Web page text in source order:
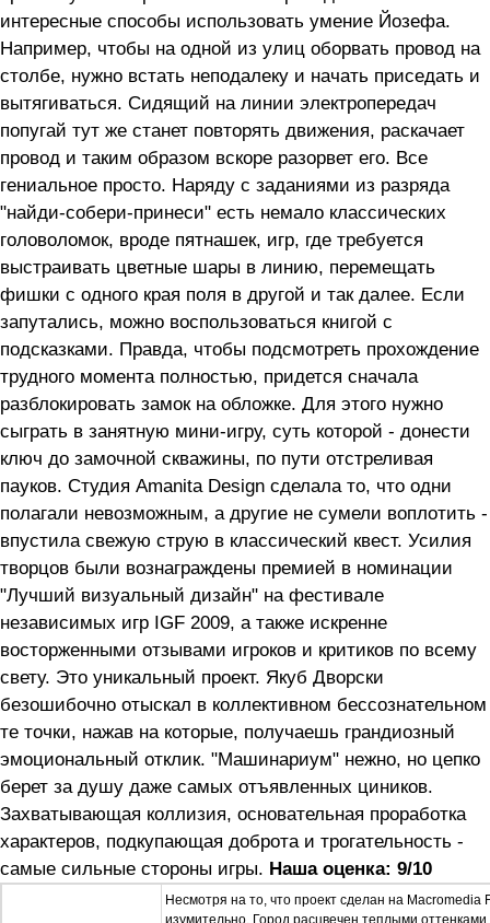
интересные способы использовать умение Йозефа.
Например, чтобы на одной из улиц оборвать провод на
столбе, нужно встать неподалеку и начать приседать и
вытягиваться. Сидящий на линии электропередач
попугай тут же станет повторять движения, раскачает
провод и таким образом вскоре разорвет его. Все
гениальное просто. Наряду с заданиями из разряда
"найди-собери-принеси" есть немало классических
головоломок, вроде пятнашек, игр, где требуется
выстраивать цветные шары в линию, перемещать
фишки с одного края поля в другой и так далее. Если
запутались, можно воспользоваться книгой с
подсказками. Правда, чтобы подсмотреть прохождение
трудного момента полностью, придется сначала
разблокировать замок на обложке. Для этого нужно
сыграть в занятную мини-игру, суть которой - донести
ключ до замочной скважины, по пути отстреливая
пауков. Студия Amanita Design сделала то, что одни
полагали невозможным, а другие не сумели воплотить -
впустила свежую струю в классический квест. Усилия
творцов были вознаграждены премией в номинации
"Лучший визуальный дизайн" на фестивале
независимых игр IGF 2009, а также искренне
восторженными отзывами игроков и критиков по всему
свету. Это уникальный проект. Якуб Дворски
безошибочно отыскал в коллективном бессознательном
те точки, нажав на которые, получаешь грандиозный
эмоциональный отклик. "Машинариум" нежно, но цепко
берет за душу даже самых отъявленных циников.
Захватывающая коллизия, основательная проработка
характеров, подкупающая доброта и трогательность -
самые сильные стороны игры. Наша оценка: 9/10
Несмотря на то, что проект сделан на Macromedia
изумительно. Город расцвечен теплыми оттенками